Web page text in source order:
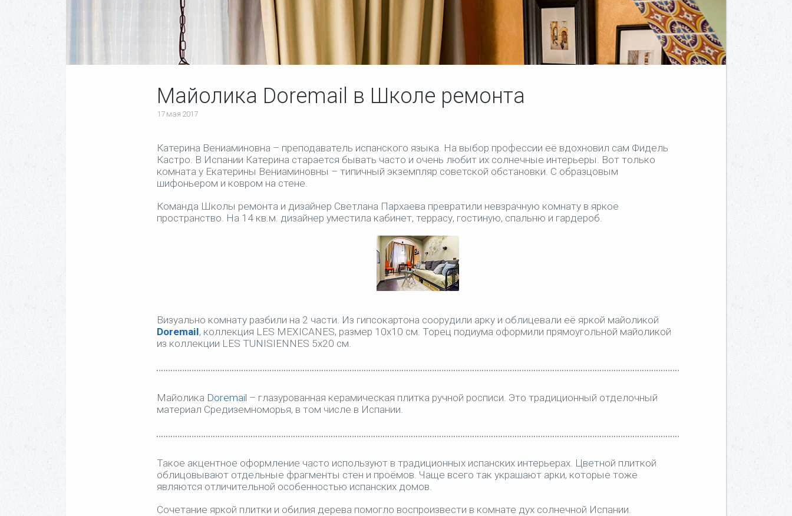
Майолика Doremail в Школе ремонта
17 мая 2017
Катерина Вениаминовна – преподаватель испанского языка. На выбор профессии её вдохновил сам Фидель
Кастро. В Испании Катерина старается бывать часто и очень любит их солнечные интерьеры. Вот только
комната у Екатерины Вениаминовны – типичный экземпляр советской обстановки. С образцовым
шифоньером и ковром на стене.
Команда Школы ремонта и дизайнер Светлана Пархаева превратили невзрачную комнату в яркое
пространство. На 14 кв.м. дизайнер уместила кабинет, террасу, гостиную, спальню и гардероб.
Визуально комнату разбили на 2 части. Из гипсокартона соорудили арку и облицевали её яркой майоликой
Doremail, коллекция LES MEXICANES, размер 10х10 см. Торец подиума оформили прямоугольной майоликой
из коллекции LES TUNISIENNES 5х20 см.
Майолика Doremail – глазурованная керамическая плитка ручной росписи. Это традиционный отделочный
материал Средиземноморья, в том числе в Испании.
Такое акцентное оформление часто используют в традиционных испанских интерьерах. Цветной плиткой
облицовывают отдельные фрагменты стен и проёмов. Чаще всего так украшают арки, которые тоже
являются отличительной особенностью испанских домов.
Сочетание яркой плитки и обилия дерева помогло воспроизвести в комнате дух солнечной Испании.